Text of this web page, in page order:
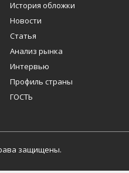
История обложки
Новости
Статья
Анализ рынка
Интервью
Профиль страны
ГОСТЬ
защищены.